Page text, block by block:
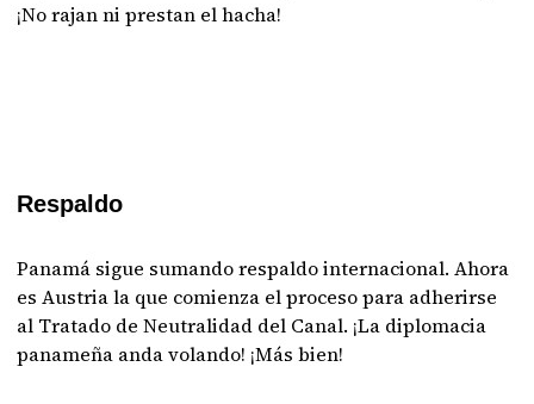
¡No rajan ni prestan el hacha!
Respaldo
Panamá sigue sumando respaldo internacional. Ahora
es Austria la que comienza el proceso para adherirse
al Tratado de Neutralidad del Canal. ¡La diplomacia
panameña anda volando! ¡Más bien!